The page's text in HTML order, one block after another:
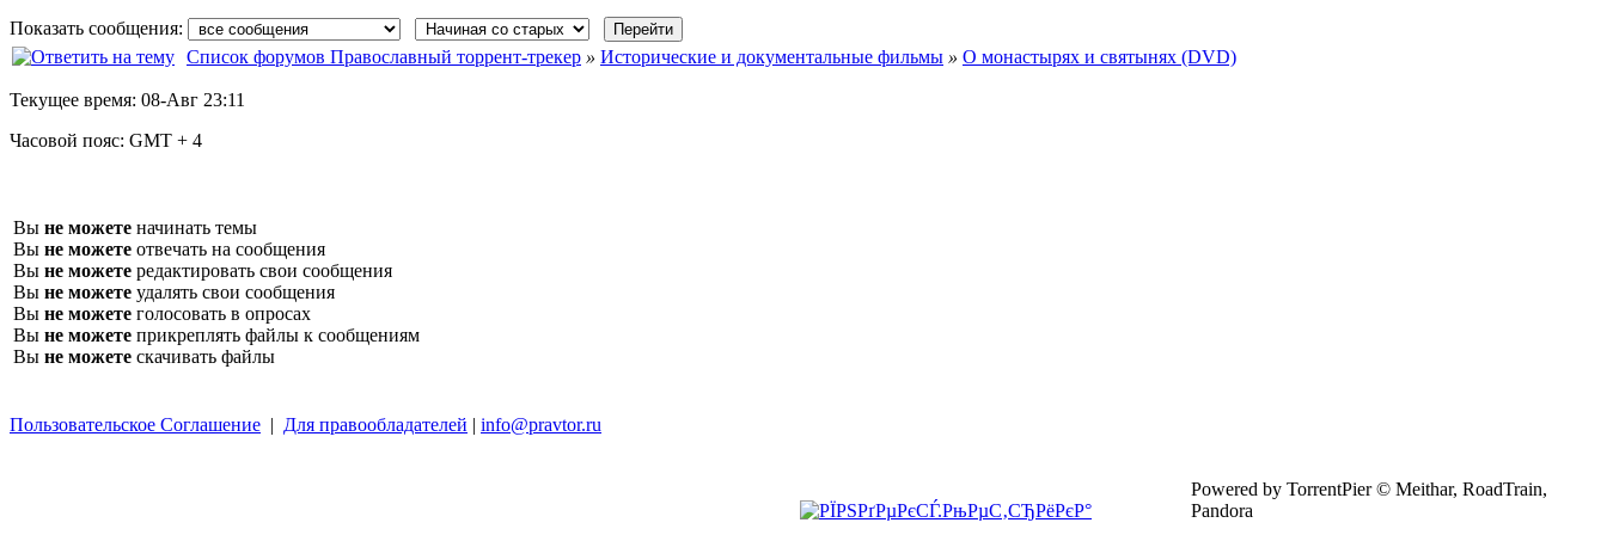
Показать сообщения:
Список форумов Православный торрент-трекер » Исторические и документальные фильмы » О монастырях и святынях (DVD)
Текущее время: 08-Авг 23:11
Часовой пояс: GMT + 4
Вы не можете начинать темы
Вы не можете отвечать на сообщения
Вы не можете редактировать свои сообщения
Вы не можете удалять свои сообщения
Вы не можете голосовать в опросах
Вы не можете прикреплять файлы к сообщениям
Вы не можете скачивать файлы
Пользовательское Соглашение | Для правообладателей | info@pravtor.ru
Powered by TorrentPier © Meithar, RoadTrain,
Pandora